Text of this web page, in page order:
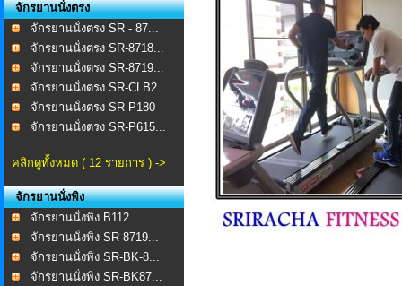
จักรยานนั่งตรง
จักรยานนั่งตรง SR - 87...
จักรยานนั่งตรง SR-8718...
จักรยานนั่งตรง SR-8719...
จักรยานนั่งตรง SR-CLB2
จักรยานนั่งตรง SR-P180
จักรยานนั่งตรง SR-P615...
คลิกดูทั้งหมด ( 12 รายการ ) ->
จักรยานนั่งพิง
จักรยานนั่งพิง B112
จักรยานนั่งพิง SR-8719...
จักรยานนั่งพิง SR-BK-8...
จักรยานนั่งพิง SR-BK87...